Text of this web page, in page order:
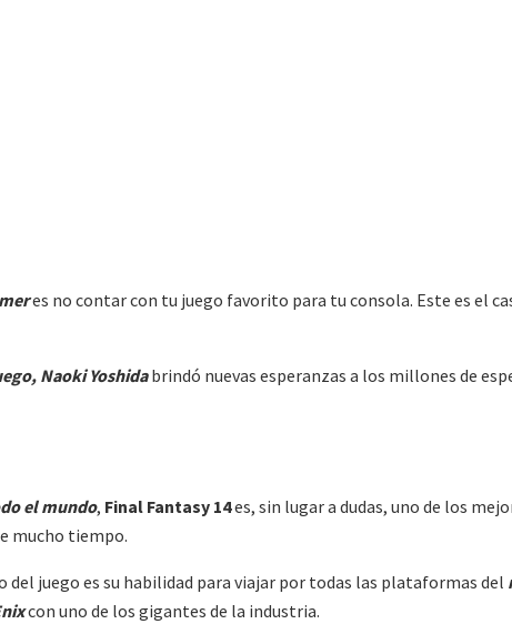
es no contar con tu juego favorito para tu consola. Este es el
Naoki Yoshidabrindó nuevas esperanzas a los millones de
el mundo, Final Fantasy 14es, sin lugar a dudas, uno de los
mucho tiempo.
juego es su habilidad para viajar por todas las plataformas del
con uno de los gigantes de la industria.